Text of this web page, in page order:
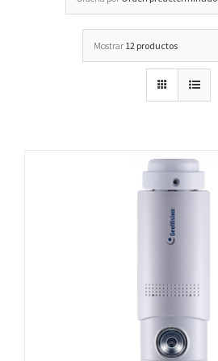
Mostrar 12 productos